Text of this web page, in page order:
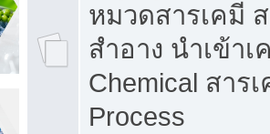
หมวดสารเคมี
สำอาง นำเข้
Chemical สาร
Process